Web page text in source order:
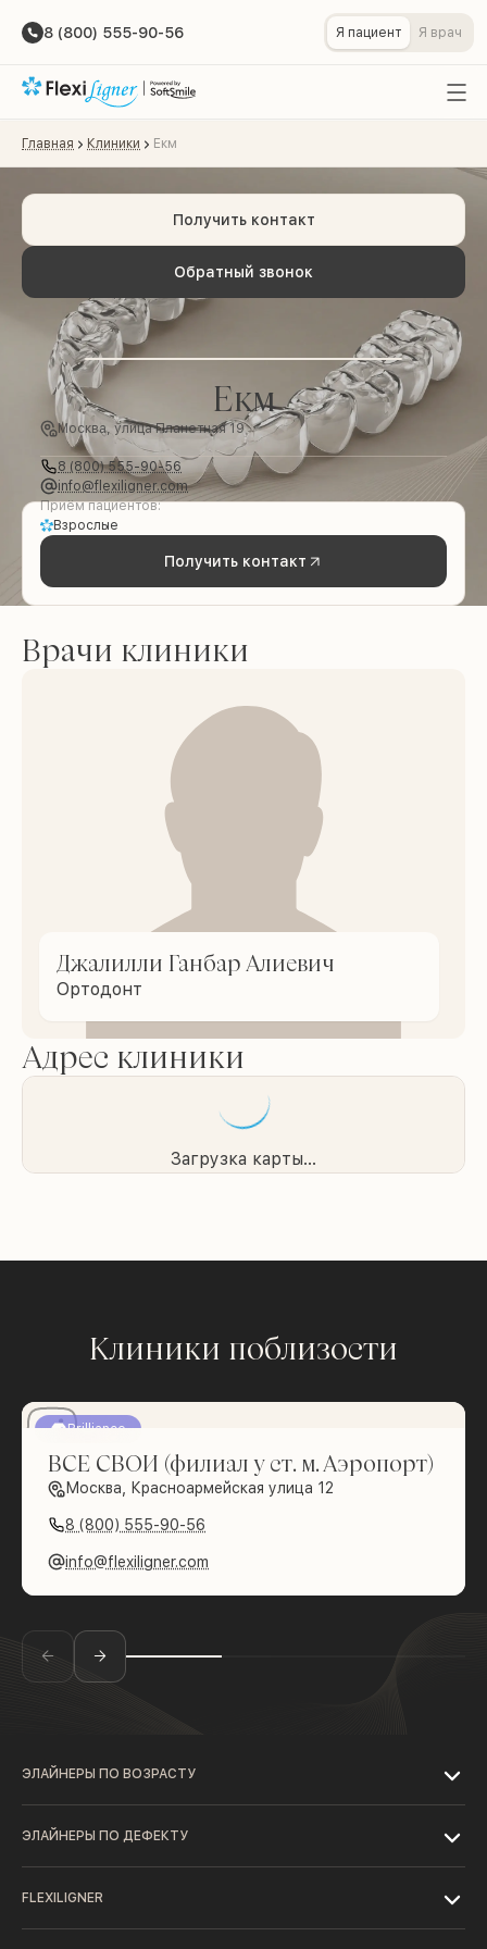
8 (800) 555-90-56 Я пациент Я врач
Главная Клиники Екм
Обратный звонок
Получить контакт
Екм
Москва, улица Планетная 19
8 (800) 555-90-56
info@flexiligner.com
Приём пациентов:
Взрослые
Получить контакт
Врачи клиники
Джалилли Ганбар Алиевич
Ортодонт
Адрес клиники
Загрузка карты...
Клиники поблизости
Brilliance
ВСЕ СВОИ (филиал у ст. м. Аэропорт)
Москва, Красноармейская улица 12
8 (800) 555-90-56
info@flexiligner.com
ЭЛАЙНЕРЫ ПО ВОЗРАСТУ
ЭЛАЙНЕРЫ ПО ДЕФЕКТУ
FLEXILIGNER